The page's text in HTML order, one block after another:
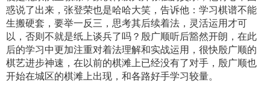
惑说了出来，张登荣也是哈哈大笑，告诉他：学习棋谱不能
生搬硬套，要举一反三，思考其后续着法，灵活运用才可
以，否则不就是纸上谈兵了吗？殷广顺听后豁然开朗，在此
后的学习中更加注重对着法理解和实战运用，很快殷广顺的
棋艺进步神速，在以前的棋滩上已经没有了对手，殷广顺也
开始在城区的棋滩上出现，和各路好手学习较量。